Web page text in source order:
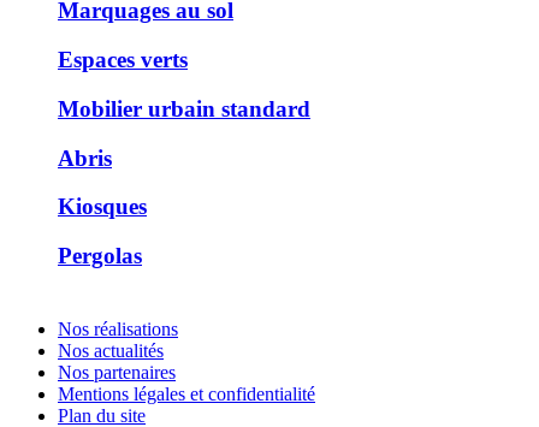
Marquages au sol
Espaces verts
Mobilier urbain standard
Abris
Kiosques
Pergolas
Nos réalisations
Nos actualités
Nos partenaires
Mentions légales et confidentialité
Plan du site